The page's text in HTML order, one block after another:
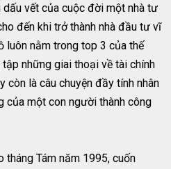
vết của cuộc đời một nhà tư
đến khi trở thành nhà đầu tư vĩ
luôn nằm trong top 3 của thế
những giai thoại về tài chính
còn là câu chuyện đầy tính nhân
của một con người thành công
Tám năm 1995, cuốn